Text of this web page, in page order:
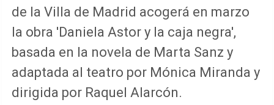
de la Villa de Madrid acogerá en marzo
la obra 'Daniela Astor y la caja negra',
basada en la novela de Marta Sanz y
adaptada al teatro por Mónica Miranda y
dirigida por Raquel Alarcón.